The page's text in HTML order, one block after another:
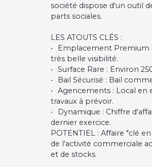
société dispose d'un outil
parts sociales.
LES ATOUTS CLÉS :
Emplacement Premium
très belle visibilité.
Surface Rare : Environ
Bail Sécurisé : Bail
Agencements : Local en
travaux à prévoir.
Dynamique : Chiffre
dernier exercice.
POTENTIEL : Affaire "clé
de l'activité commerciale
et de stocks.